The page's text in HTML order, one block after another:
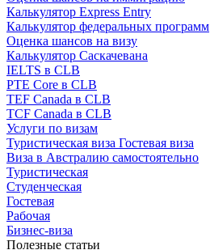
Калькулятор Express Entry
Калькулятор федеральных программ
Оценка шансов на визу
Калькулятор Саскачевана
IELTS в CLB
PTE Core в CLB
TEF Canada в CLB
TCF Canada в CLB
Услуги по визам
Туристическая виза Гостевая виза
Виза в Австралию самостоятельно
Туристическая
Студенческая
Гостевая
Рабочая
Бизнес-виза
Полезные статьи